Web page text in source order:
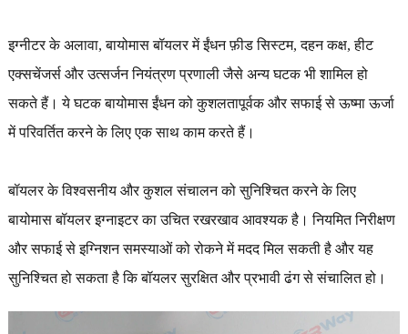
इग्नीटर के अलावा, बायोमास बॉयलर में ईंधन फ़ीड सिस्टम, दहन कक्ष, हीट
एक्सचेंजर्स और उत्सर्जन नियंत्रण प्रणाली जैसे अन्य घटक भी शामिल हो
सकते हैं। ये घटक बायोमास ईंधन को कुशलतापूर्वक और सफाई से ऊष्मा ऊर्जा
में परिवर्तित करने के लिए एक साथ काम करते हैं।
बॉयलर के विश्वसनीय और कुशल संचालन को सुनिश्चित करने के लिए
बायोमास बॉयलर इग्नाइटर का उचित रखरखाव आवश्यक है। नियमित निरीक्षण
और सफाई से इग्निशन समस्याओं को रोकने में मदद मिल सकती है और यह
सुनिश्चित हो सकता है कि बॉयलर सुरक्षित और प्रभावी ढंग से संचालित हो।